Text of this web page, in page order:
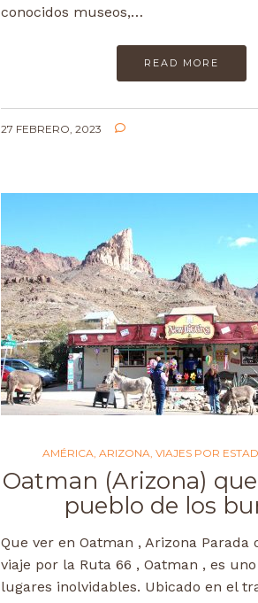
conocidos museos,…
READ MORE
27 FEBRERO, 2023
AMÉRICA, ARIZONA, VIAJES POR
Oatman (Arizona)
pueblo de los
Que ver en Oatman , Arizona Parada
viaje por la Ruta 66 , Oatman , es
lugares inolvidables. Ubicado en el